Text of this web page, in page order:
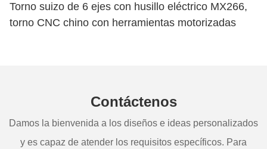
Torno suizo de 6 ejes con husillo eléctrico MX266,
torno CNC chino con herramientas motorizadas
Contáctenos
Damos la bienvenida a los diseños e ideas personalizados
y es capaz de atender los requisitos específicos. Para